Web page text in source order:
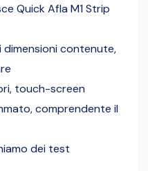
Quick Afla M1 Strip
contenute,
touch-screen
comprendente il
dei test